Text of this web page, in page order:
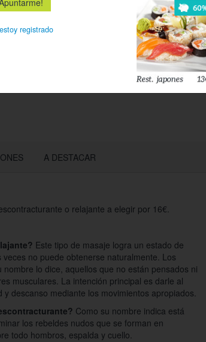
A DESTACAR
o relajante a elegir por 16€.
Este tipo de masaje logra un estado de
no puede obtenerse naturalmente. Los
lo dice, aquellos que no están pensados ni
musculares. La intención principal es darle al
descanso mediante los movimientos apropiados.
Como su nombre indica está
los rebeldes nudos que se forman en
todo hombros, espalda y cuello.
registrado